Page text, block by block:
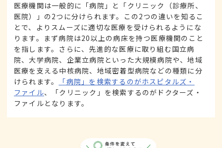
医療機関は一般的に「病院」と「クリニック（診療所、
医院）」の2つに分けられます。この2つの違いを知るこ
とで、よりスムーズに適切な医療を受けられるようにな
ります。まず病院は20以上の病床を持つ医療機関のこと
を指します。さらに、先進的な医療に取り組む国立病
院、大学病院、企業立病院といった大規模病院や、地域
医療を支える中核病院、地域密着型病院などの種類に分
けられます。
「病院」を検索するのがホスピタルズ・
ファイル、「クリニック」を検索するのがドクターズ・
ファイルとなります。